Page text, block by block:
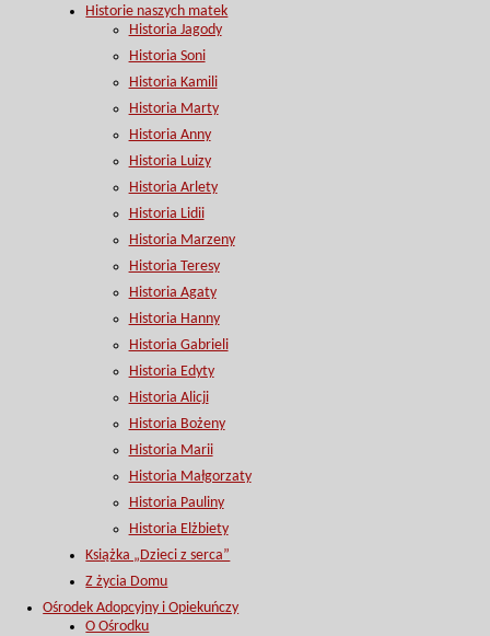
Historie naszych matek
Historia Jagody
Historia Soni
Historia Kamili
Historia Marty
Historia Anny
Historia Luizy
Historia Arlety
Historia Lidii
Historia Marzeny
Historia Teresy
Historia Agaty
Historia Hanny
Historia Gabrieli
Historia Edyty
Historia Alicji
Historia Bożeny
Historia Marii
Historia Małgorzaty
Historia Pauliny
Historia Elżbiety
Książka „Dzieci z serca”
Z życia Domu
Ośrodek Adopcyjny i Opiekuńczy
O Ośrodku